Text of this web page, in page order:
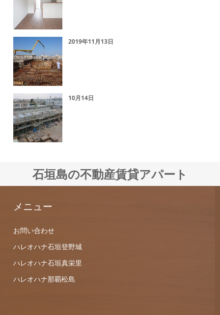
2019年11月13日
10月14日
石垣島の不動産賃貸アパート
メニュー
お問い合わせ
ハレオハナ石垣登野城
ハレオハナ石垣真栄里
ハレオハナ那覇松島